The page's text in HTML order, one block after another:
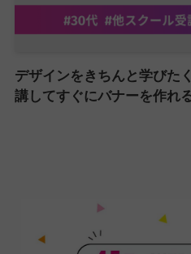
デザインをきちんと学びた
講してすぐにバナーを作れ